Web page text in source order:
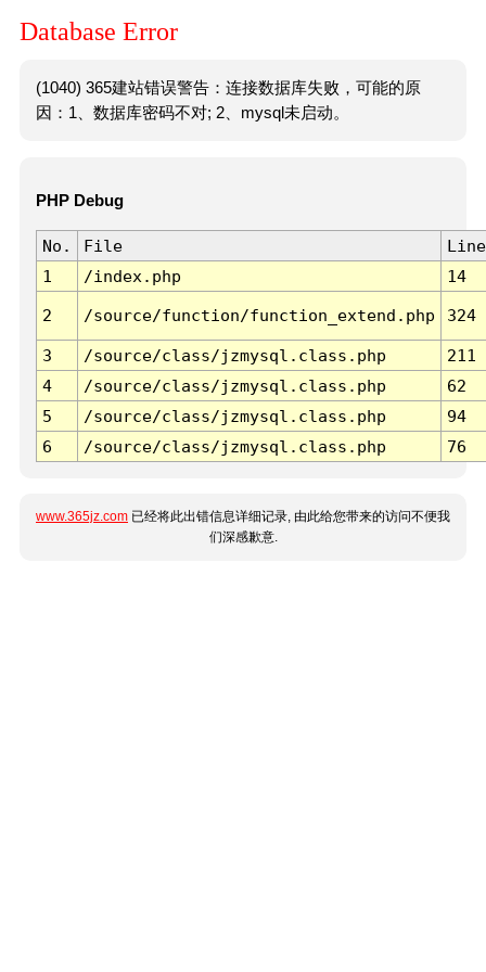
Database Error
(1040) 365建站错误警告：连接数据库失败，可能的原
因：1、数据库密码不对; 2、mysql未启动。
PHP Debug
No. File
Line
1
/index.php 14
2 /source/function/function_extend.php 324
3 /source/class/jzmysql.class.php
211
4
/source/class/jzmysql.class.php
62
5
/source/class/jzmysql.class.php
94
6
/source/class/jzmysql.class.php 76
www.365jz.com 已经将此出错信息详细记录, 由此给您带来的访问不便我
们深感歉意.